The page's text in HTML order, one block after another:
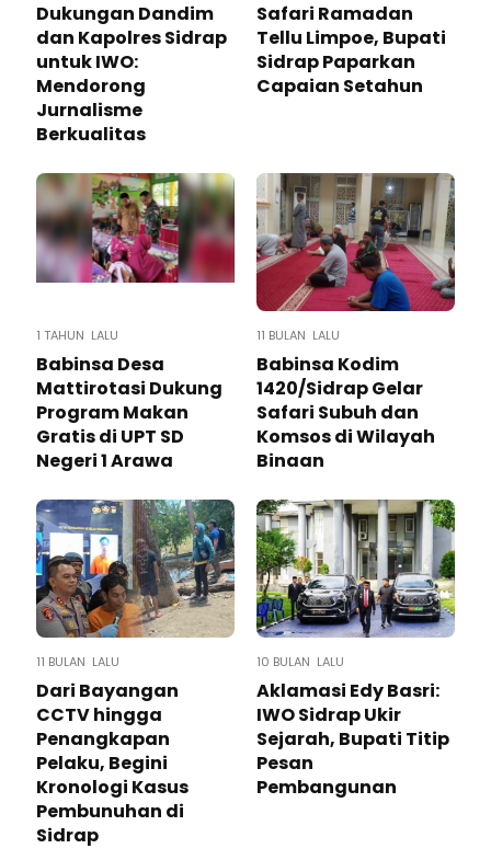
Dukungan Dandim
dan Kapolres Sidrap
untuk IWO:
Mendorong
Jurnalisme
Berkualitas
Safari Ramadan
Tellu Limpoe, Bupati
Sidrap Paparkan
Capaian Setahun
1 TAHUN LALU
Babinsa Desa
Mattirotasi Dukung
Program Makan
Gratis di UPT SD
Negeri 1 Arawa
11 BULAN LALU
Babinsa Kodim
1420/Sidrap Gelar
Safari Subuh dan
Komsos di Wilayah
Binaan
11 BULAN LALU
Dari Bayangan
CCTV hingga
Penangkapan
Pelaku, Begini
Kronologi Kasus
Pembunuhan di
Sidrap
10 BULAN LALU
Aklamasi Edy Basri:
IWO Sidrap Ukir
Sejarah, Bupati Titip
Pesan
Pembangunan